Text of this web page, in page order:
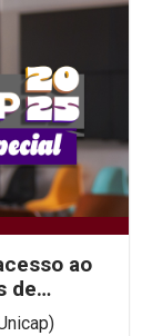
ao
de